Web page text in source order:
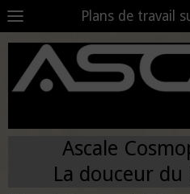
Plans de travail
Ascale
La douceur du